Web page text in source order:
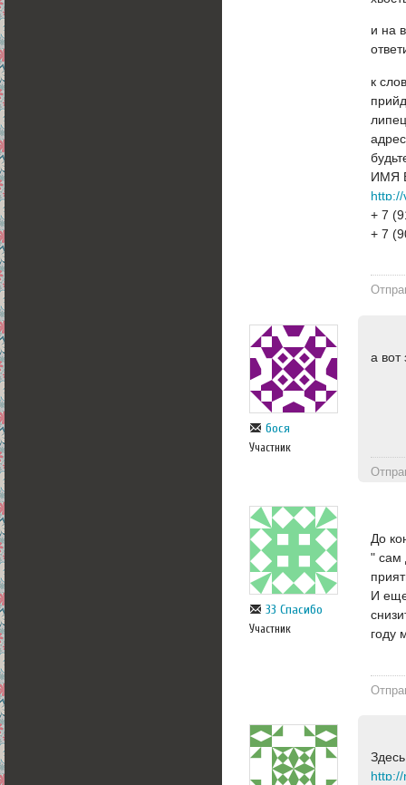
и на
к
ИМЯ
+ 7
+ 7
бося
Участник
а вот
33 Спасибо
Участник
До
" сам
И еще
году